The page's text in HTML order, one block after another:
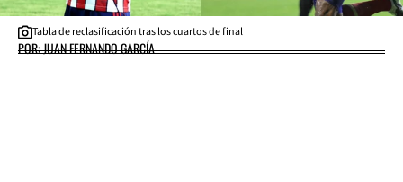
Tabla de reclasificación tras los cuartos de final
POR: JUAN FERNANDO GARCÍA